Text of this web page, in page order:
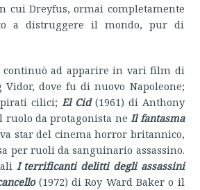
cui Dreyfus, ormai completamente
a distruggere il mondo, pur di
continuò ad apparire in vari film di
dove fu di nuovo Napoleone;
cilici; El Cid(1961) di Anthony
ruolo da protagonista neIl fantasma
star del cinema horror britannico,
per ruoli da sanguinario assassino.
I terrificanti delitti degli assassini
(1972) di Roy Ward Baker o il